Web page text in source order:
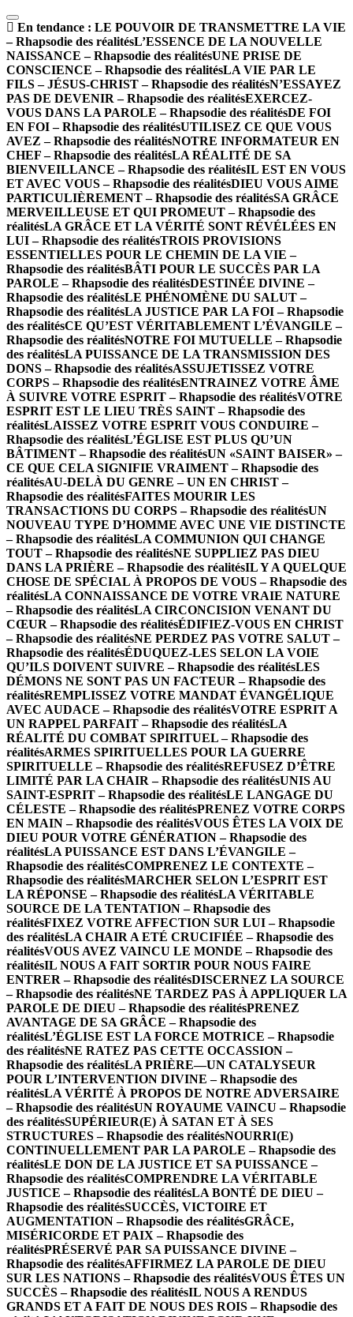
En tendance : LE POUVOIR DE TRANSMETTRE LA VIE
– Rhapsodie des réalitésL’ESSENCE DE LA NOUVELLE
NAISSANCE – Rhapsodie des réalitésUNE PRISE DE
CONSCIENCE – Rhapsodie des réalitésLA VIE PAR LE
FILS – JÉSUS-CHRIST – Rhapsodie des réalitésN’ESSAYEZ
PAS DE DEVENIR – Rhapsodie des réalitésEXERCEZ-
VOUS DANS LA PAROLE – Rhapsodie des réalitésDE FOI
EN FOI – Rhapsodie des réalitésUTILISEZ CE QUE VOUS
AVEZ – Rhapsodie des réalitésNOTRE INFORMATEUR EN
CHEF – Rhapsodie des réalitésLA RÉALITÉ DE SA
BIENVEILLANCE – Rhapsodie des réalitésIL EST EN VOUS
ET AVEC VOUS – Rhapsodie des réalitésDIEU VOUS AIME
PARTICULIÈREMENT – Rhapsodie des réalitésSA GRÂCE
MERVEILLEUSE ET QUI PROMEUT – Rhapsodie des
réalitésLA GRÂCE ET LA VÉRITÉ SONT RÉVÉLÉES EN
LUI – Rhapsodie des réalitésTROIS PROVISIONS
ESSENTIELLES POUR LE CHEMIN DE LA VIE –
Rhapsodie des réalitésBÂTI POUR LE SUCCÈS PAR LA
PAROLE – Rhapsodie des réalitésDESTINÉE DIVINE –
Rhapsodie des réalitésLE PHÉNOMÈNE DU SALUT –
Rhapsodie des réalitésLA JUSTICE PAR LA FOI – Rhapsodie
des réalitésCE QU’EST VÉRITABLEMENT L’ÉVANGILE –
Rhapsodie des réalitésNOTRE FOI MUTUELLE – Rhapsodie
des réalitésLA PUISSANCE DE LA TRANSMISSION DES
DONS – Rhapsodie des réalitésASSUJETISSEZ VOTRE
CORPS – Rhapsodie des réalitésENTRAINEZ VOTRE ÂME
À SUIVRE VOTRE ESPRIT – Rhapsodie des réalitésVOTRE
ESPRIT EST LE LIEU TRÈS SAINT – Rhapsodie des
réalitésLAISSEZ VOTRE ESPRIT VOUS CONDUIRE –
Rhapsodie des réalitésL’ÉGLISE EST PLUS QU’UN
BÂTIMENT – Rhapsodie des réalitésUN «SAINT BAISER» –
CE QUE CELA SIGNIFIE VRAIMENT – Rhapsodie des
réalitésAU-DELÀ DU GENRE – UN EN CHRIST –
Rhapsodie des réalitésFAITES MOURIR LES
TRANSACTIONS DU CORPS – Rhapsodie des réalitésUN
NOUVEAU TYPE D’HOMME AVEC UNE VIE DISTINCTE
– Rhapsodie des réalitésLA COMMUNION QUI CHANGE
TOUT – Rhapsodie des réalitésNE SUPPLIEZ PAS DIEU
DANS LA PRIÈRE – Rhapsodie des réalitésIL Y A QUELQUE
CHOSE DE SPÉCIAL À PROPOS DE VOUS – Rhapsodie des
réalitésLA CONNAISSANCE DE VOTRE VRAIE NATURE
– Rhapsodie des réalitésLA CIRCONCISION VENANT DU
CŒUR – Rhapsodie des réalitésÉDIFIEZ-VOUS EN CHRIST
– Rhapsodie des réalitésNE PERDEZ PAS VOTRE SALUT –
Rhapsodie des réalitésÉDUQUEZ-LES SELON LA VOIE
QU’ILS DOIVENT SUIVRE – Rhapsodie des réalitésLES
DÉMONS NE SONT PAS UN FACTEUR – Rhapsodie des
réalitésREMPLISSEZ VOTRE MANDAT ÉVANGÉLIQUE
AVEC AUDACE – Rhapsodie des réalitésVOTRE ESPRIT A
UN RAPPEL PARFAIT – Rhapsodie des réalitésLA
RÉALITÉ DU COMBAT SPIRITUEL – Rhapsodie des
réalitésARMES SPIRITUELLES POUR LA GUERRE
SPIRITUELLE – Rhapsodie des réalitésREFUSEZ D’ÊTRE
LIMITÉ PAR LA CHAIR – Rhapsodie des réalitésUNIS AU
SAINT-ESPRIT – Rhapsodie des réalitésLE LANGAGE DU
CÉLESTE – Rhapsodie des réalitésPRENEZ VOTRE CORPS
EN MAIN – Rhapsodie des réalitésVOUS ÊTES LA VOIX DE
DIEU POUR VOTRE GÉNÉRATION – Rhapsodie des
réalitésLA PUISSANCE EST DANS L’ÉVANGILE –
Rhapsodie des réalitésCOMPRENEZ LE CONTEXTE –
Rhapsodie des réalitésMARCHER SELON L’ESPRIT EST
LA RÉPONSE – Rhapsodie des réalitésLA VÉRITABLE
SOURCE DE LA TENTATION – Rhapsodie des
réalitésFIXEZ VOTRE AFFECTION SUR LUI – Rhapsodie
des réalitésLA CHAIR A ETÉ CRUCIFIÉE – Rhapsodie des
réalitésVOUS AVEZ VAINCU LE MONDE – Rhapsodie des
réalitésIL NOUS A FAIT SORTIR POUR NOUS FAIRE
ENTRER – Rhapsodie des réalitésDISCERNEZ LA SOURCE
– Rhapsodie des réalitésNE TARDEZ PAS À APPLIQUER LA
PAROLE DE DIEU – Rhapsodie des réalitésPRENEZ
AVANTAGE DE SA GRÂCE – Rhapsodie des
réalitésL’ÉGLISE EST LA FORCE MOTRICE – Rhapsodie
des réalitésNE RATEZ PAS CETTE OCCASSION –
Rhapsodie des réalitésLA PRIÈRE—UN CATALYSEUR
POUR L’INTERVENTION DIVINE – Rhapsodie des
réalitésLA VÉRITÉ À PROPOS DE NOTRE ADVERSAIRE
– Rhapsodie des réalitésUN ROYAUME VAINCU – Rhapsodie
des réalitésSUPÉRIEUR(E) À SATAN ET À SES
STRUCTURES – Rhapsodie des réalitésNOURRI(E)
CONTINUELLEMENT PAR LA PAROLE – Rhapsodie des
réalitésLE DON DE LA JUSTICE ET SA PUISSANCE –
Rhapsodie des réalitésCOMPRENDRE LA VÉRITABLE
JUSTICE – Rhapsodie des réalitésLA BONTÉ DE DIEU –
Rhapsodie des réalitésSUCCÈS, VICTOIRE ET
AUGMENTATION – Rhapsodie des réalitésGRÂCE,
MISÉRICORDE ET PAIX – Rhapsodie des
réalitésPRÉSERVÉ PAR SA PUISSANCE DIVINE –
Rhapsodie des réalitésAFFIRMEZ LA PAROLE DE DIEU
SUR LES NATIONS – Rhapsodie des réalitésVOUS ÊTES UN
SUCCÈS – Rhapsodie des réalitésIL NOUS A RENDUS
GRANDS ET A FAIT DE NOUS DES ROIS – Rhapsodie des